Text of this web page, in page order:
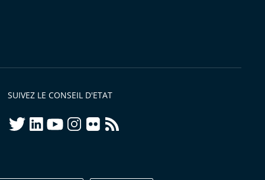
SUIVEZ LE CONSEIL D'ETAT
twitterlinkedInyoutubeinstagram
flickrrss